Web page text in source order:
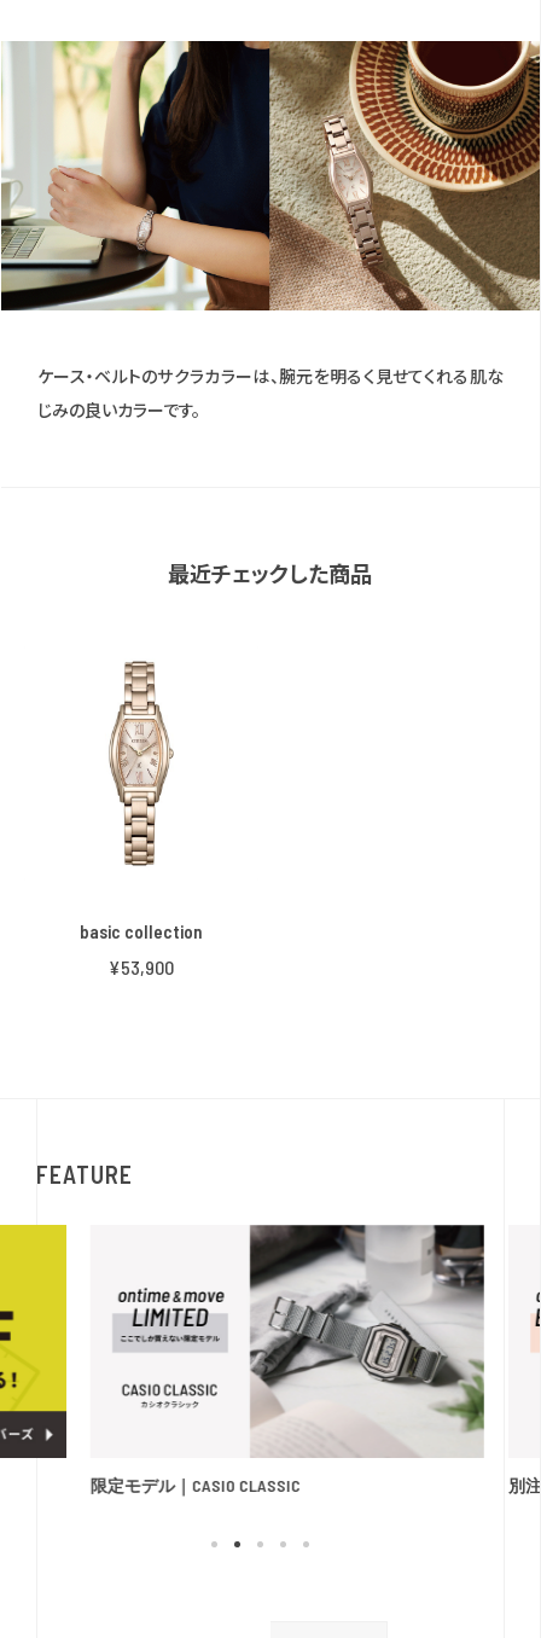
ケース・ベルトのサクラカラーは、腕元を明るく見せてくれる肌な
じみの良いカラーです。
最近チェックした商品
basic collection
¥53,900
FEATURE
限定モデル｜CASIO CLASSIC 別